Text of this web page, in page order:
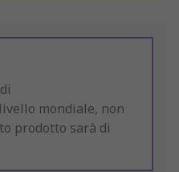
mondiale, non
prodotto sarà di